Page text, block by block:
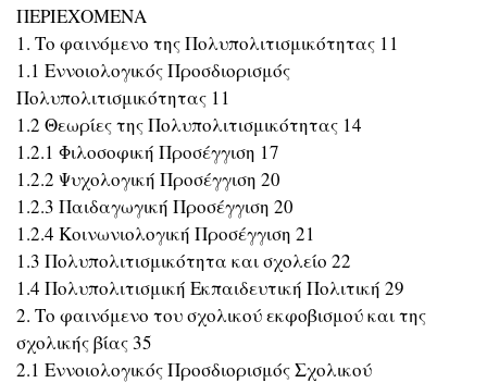
ΠΕΡΙΕΧΟΜΕΝΑ
1. Το φαινόμενο της Πολυπολιτισμικότητας 11
1.1 Εννοιολογικός Προσδιορισμός
Πολυπολιτισμικότητας 11
1.2 Θεωρίες της Πολυπολιτισμικότητας 14
1.2.1 Φιλοσοφική Προσέγγιση 17
1.2.2 Ψυχολογική Προσέγγιση 20
1.2.3 Παιδαγωγική Προσέγγιση 20
1.2.4 Κοινωνιολογική Προσέγγιση 21
1.3 Πολυπολιτισμικότητα και σχολείο 22
1.4 Πολυπολιτισμική Εκπαιδευτική Πολιτική 29
2. Το φαινόμενο του σχολικού εκφοβισμού και της
σχολικής βίας 35
2.1 Εννοιολογικός Προσδιορισμός Σχολικού